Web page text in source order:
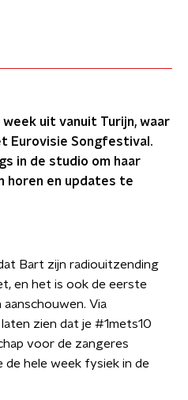
uit vanuit Turijn, waar
Eurovisie Songfestival.
in de studio om haar
en updates te
Bart zijn radiouitzending
en het is ook de eerste
Via
laten zien dat je #1mets10
voor de zangeres
de hele week fysiek in de